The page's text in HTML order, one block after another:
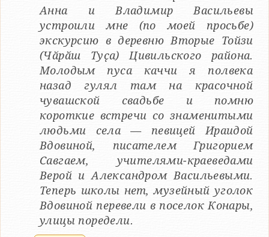
Анна и Владимир Васильевы
устроили мне (по моей просьбе)
экскурсию в деревню Вторые Тойзи
(Чӑрӑш Туҫа) Цивильского района.
Молодым пуса каччи я полвека
назад гулял там на красочной
чувашской свадьбе и помню
короткие встречи со знаменитыми
людьми села — певицей Ираидой
Вдовиной, писателем Григорием
Савгаем, учителями-краеведами
Верой и Александром Васильевыми.
Теперь школы нет, музейный уголок
Вдовиной перевели в поселок Конары,
улицы поредели.